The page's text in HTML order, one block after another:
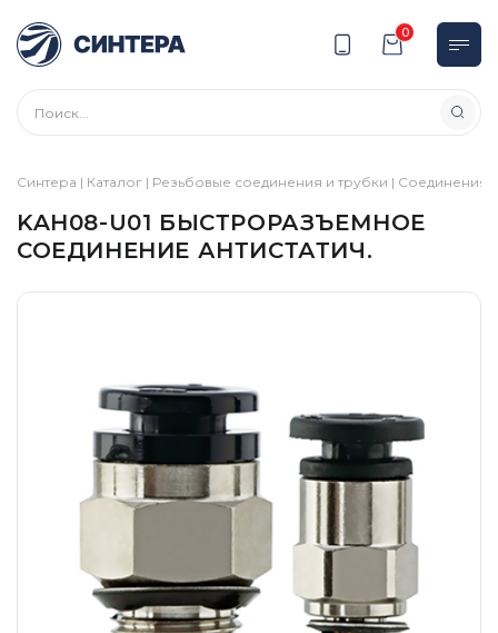
0
Синтера | Каталог | Резьбовые соединения и трубки | Соединения
KAH08-U01 БЫСТРОРАЗЪЕМНОЕ
СОЕДИНЕНИЕ АНТИСТАТИЧ.